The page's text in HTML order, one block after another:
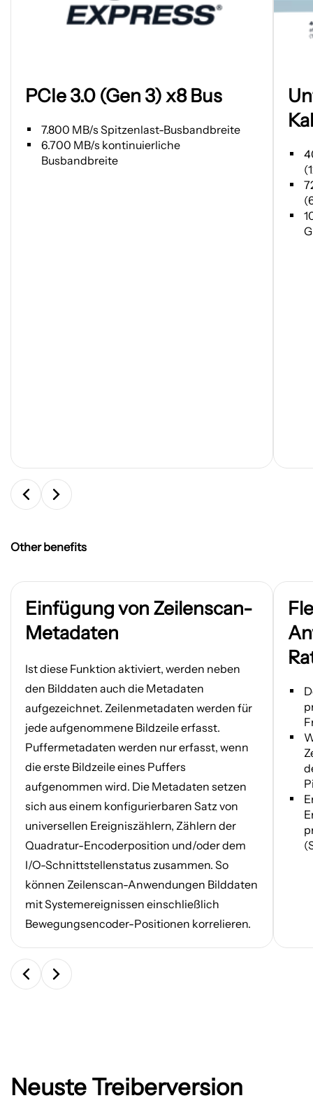
neuen
Tab
PCIe 3.0 (Gen 3) x8 Bus
7.800 MB/s Spitzenlast-Busbandbreite
6.700 MB/s kontinuierliche
Busbandbreite
einem
neuen
öffnen
Other benefits
Einfügung von Zeilenscan-
Metadaten
Ist diese Funktion aktiviert, werden neben
den Bilddaten auch die Metadaten
aufgezeichnet. Zeilenmetadaten werden für
jede aufgenommene Bildzeile erfasst.
Puffermetadaten werden nur erfasst, wenn
die erste Bildzeile eines Puffers
aufgenommen wird. Die Metadaten setzen
sich aus einem konfigurierbaren Satz von
universellen Ereigniszählern, Zählern der
Quadratur-Encoderposition und/oder dem
I/O-Schnittstellenstatus zusammen. So
können Zeilenscan-Anwendungen Bilddaten
mit Systemereignissen einschließlich
Bewegungsencoder-Positionen korrelieren.
Neuste Treiberversion